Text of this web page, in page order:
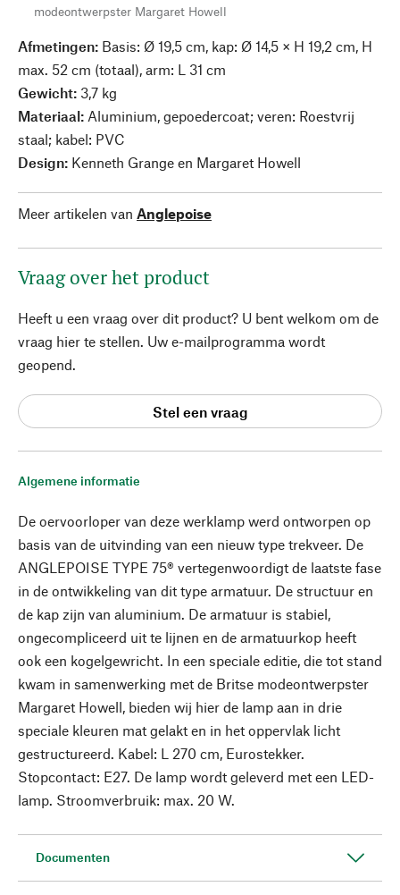
Algemene informatie
De oervoorloper van deze werklamp werd ontworpen op
basis van de uitvinding van een nieuw type trekveer. De
ANGLEPOISE TYPE 75® vertegenwoordigt de laatste fase
in de ontwikkeling van dit type armatuur. De structuur en
de kap zijn van aluminium. De armatuur is stabiel,
ongecompliceerd uit te lijnen en de armatuurkop heeft
ook een kogelgewricht. In een speciale editie, die tot stand
kwam in samenwerking met de Britse modeontwerpster
Margaret Howell, bieden wij hier de lamp aan in drie
speciale kleuren mat gelakt en in het oppervlak licht
gestructureerd. Kabel: L 270 cm, Eurostekker.
Stopcontact: E27. De lamp wordt geleverd met een LED-
lamp. Stroomverbruik: max. 20 W.
Documenten
modeontwerpster Margaret Howell
Afmetingen: Basis: Ø 19,5 cm, kap: Ø 14,5 × H 19,2 cm, H
max. 52 cm (totaal), arm: L 31 cm
Gewicht: 3,7 kg
Materiaal: Aluminium, gepoedercoat; veren: Roestvrij
staal; kabel: PVC
Design: Kenneth Grange en Margaret Howell
Meer artikelen van Anglepoise
Vraag over het product
Heeft u een vraag over dit product? U bent welkom om de
vraag hier te stellen. Uw e-mailprogramma wordt
geopend.
Stel een vraag